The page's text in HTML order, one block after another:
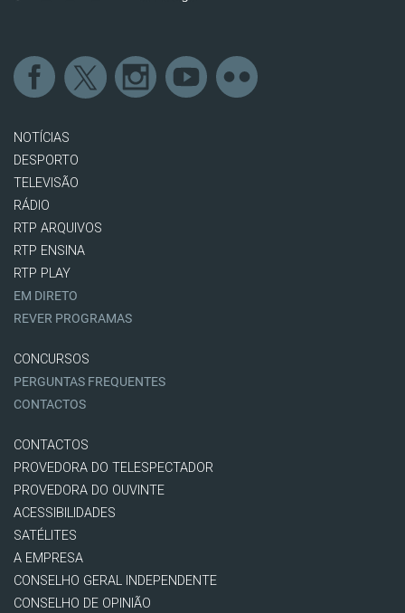
NOTÍCIAS
DESPORTO
TELEVISÃO
RÁDIO
RTP ARQUIVOS
RTP ENSINA
RTP PLAY
EM DIRETO
REVER PROGRAMAS
CONCURSOS
PERGUNTAS FREQUENTES
CONTACTOS
CONTACTOS
PROVEDORA DO TELESPECTADOR
PROVEDORA DO OUVINTE
ACESSIBILIDADES
SATÉLITES
A EMPRESA
CONSELHO GERAL INDEPENDENTE
CONSELHO DE OPINIÃO